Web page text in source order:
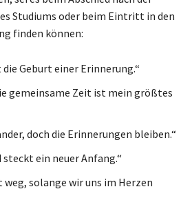
Studiums oder beim Eintritt in den
finden können:
die Geburt einer Erinnerung.“
gemeinsame Zeit ist mein größtes
doch die Erinnerungen bleiben.“
steckt ein neuer Anfang.“
weg, solange wir uns im Herzen